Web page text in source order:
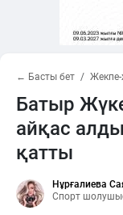
← Басты бет
Батыр
айқас
қатты
Нұрғалиева
Спорт